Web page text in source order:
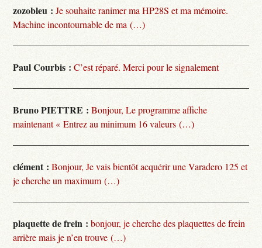
zozobleu : Je souhaite ranimer ma HP28S et ma mémoire.
Machine incontournable de ma (…)
Paul Courbis : C’est réparé. Merci pour le signalement
Bruno PIETTRE : Bonjour, Le programme affiche
maintenant « Entrez au minimum 16 valeurs (…)
clément : Bonjour, Je vais bientôt acquérir une Varadero 125 et
je cherche un maximum (…)
plaquette de frein : bonjour, je cherche des plaquettes de frein
arrière mais je n’en trouve (…)